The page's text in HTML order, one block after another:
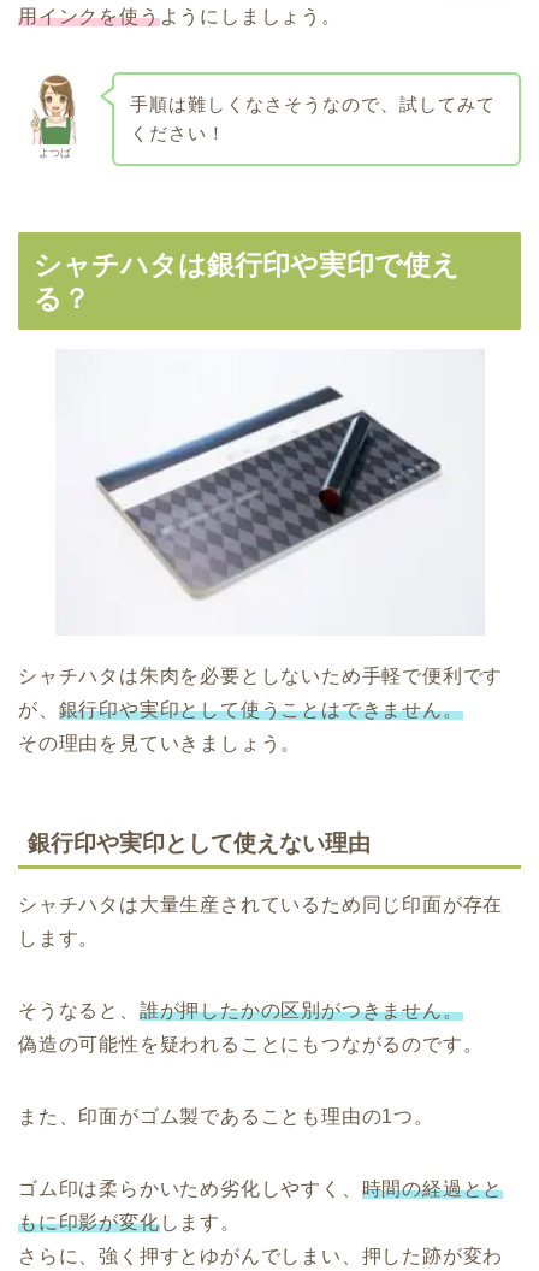
用インクを使うようにしましょう。
よつば
手順は難しくなさそうなので、試してみて
ください！
シャチハタは銀行印や実印で使え
る？
シャチハタは朱肉を必要としないため手軽で便利です
が、 銀行印や実印として使うことはできません。
その理由を見ていきましょう。
銀行印や実印として使えない理由
シャチハタは大量生産されているため同じ印面が存在
します。
そうなると、 誰が押したかの区別がつきません。
偽造の可能性を疑われることにもつながるのです。
また、印面がゴム製であることも理由の1つ。
ゴム印は柔らかいため劣化しやすく、 時間の経過とと
もに印影が変化します。
さらに、強く押すとゆがんでしまい、押した跡が変わ